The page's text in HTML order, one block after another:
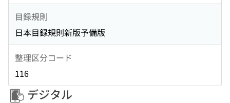
目録規則
日本目録規則新版予備版
整理区分コード
116
デジタル